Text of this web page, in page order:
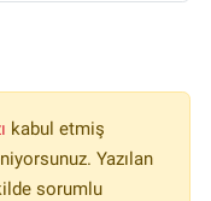
kabul etmiş
Yazılan
sorumlu